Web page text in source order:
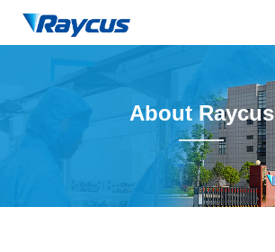
About Raycus
——